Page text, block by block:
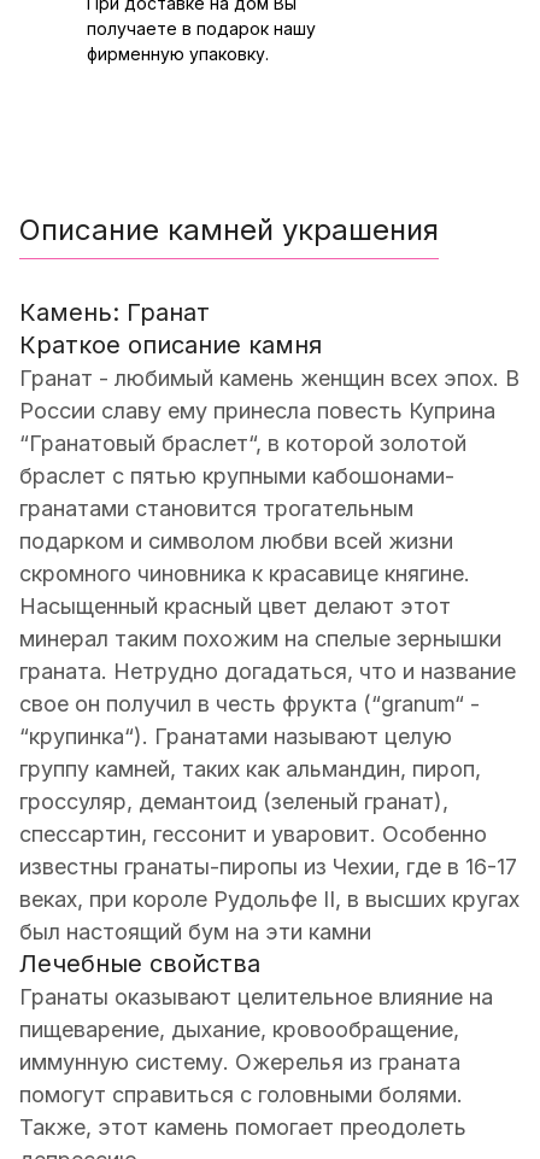
получаете в подарок нашу
фирменную упаковку.
Описание камней украшения
Камень: Гранат
Краткое описание камня
Гранат - любимый камень женщин всех эпох. В
России славу ему принесла повесть Куприна
“Гранатовый браслет“, в которой золотой
браслет с пятью крупными кабошонами-
гранатами становится трогательным
подарком и символом любви всей жизни
скромного чиновника к красавице княгине.
Насыщенный красный цвет делают этот
минерал таким похожим на спелые зернышки
граната. Нетрудно догадаться, что и название
свое он получил в честь фрукта (“granum“ -
“крупинка“). Гранатами называют целую
группу камней, таких как альмандин, пироп,
гроссуляр, демантоид (зеленый гранат),
спессартин, гессонит и уваровит. Особенно
известны гранаты-пиропы из Чехии, где в 16-17
веках, при короле Рудольфе II, в высших кругах
был настоящий бум на эти камни
Лечебные свойства
Гранаты оказывают целительное влияние на
пищеварение, дыхание, кровообращение,
иммунную систему. Ожерелья из граната
помогут справиться с головными болями.
Также, этот камень помогает преодолеть